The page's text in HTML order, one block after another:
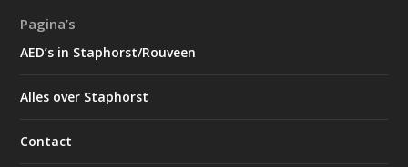
Pagina’s
AED’s in Staphorst/Rouveen
Alles over Staphorst
Contact